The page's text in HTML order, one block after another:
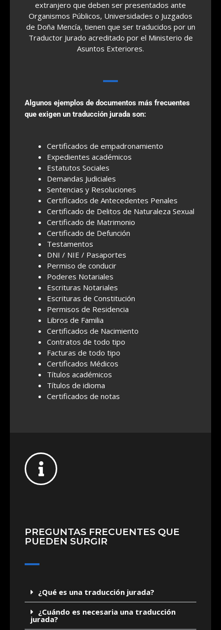
extranjero que deben ser presentados ante
Organismos Públicos, Universidades o Juzgados
de Doña Mencía, tienen que ser traducidos por un
Traductor Jurado acreditado por el Ministerio de
Asuntos Exteriores.
Algunos ejemplos de documentos más frecuentes
que exigen un traducción jurada son:
Certificados de empadronamiento
Expedientes académicos
Estatutos Sociales
Demandas Judiciales
Sentencias y Resoluciones
Certificados de Antecedentes Penales
Certificado de Delitos de Naturaleza Sexual
Certificado de Matrimonio
Certificado de Defunción
Testamentos
DNI / NIE / Pasaportes
Permiso de conducir
Poderes Notariales
Escrituras Notariales
Escrituras de Constitución
Permisos de Residencia
Libros de Familia
Certificados de Nacimiento
Contratos de todo tipo
Facturas de todo tipo
Certificados Médicos
Títulos académicos
Títulos de idioma
Certificados de notas
PREGUNTAS FRECUENTES QUE
PUEDEN SURGIR
¿Qué es una traducción jurada?
¿Cuándo es necesaria una traducción
jurada?